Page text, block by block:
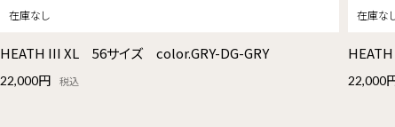
HEATH III XL 56サイズ color.GRY-DG-GRY
22,000円 税込 22,000